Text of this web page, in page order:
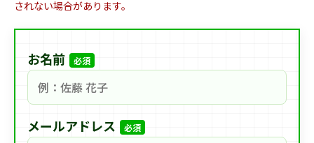
されない場合があります。
お名前 必須
メールアドレス 必須